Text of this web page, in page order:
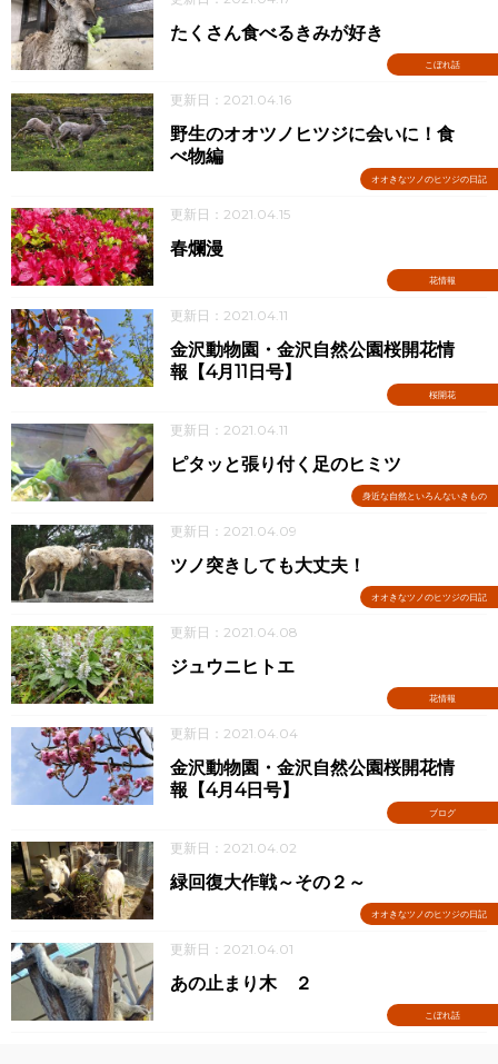
こぼれ話
たくさん食べるきみが好き
更新日：2021.04.16
オオきなツノのヒツジの日記
野生のオオツノヒツジに会いに！食
べ物編
更新日：2021.04.15
花情報
春爛漫
更新日：2021.04.11
桜開花
金沢動物園・金沢自然公園桜開花情
報【4月11日号】
更新日：2021.04.11
身近な自然といろんないきもの
ピタッと張り付く足のヒミツ
更新日：2021.04.09
オオきなツノのヒツジの日記
ツノ突きしても大丈夫！
更新日：2021.04.08
花情報
ジュウニヒトエ
更新日：2021.04.04
ブログ
金沢動物園・金沢自然公園桜開花情
報【4月4日号】
更新日：2021.04.02
オオきなツノのヒツジの日記
緑回復大作戦～その２～
更新日：2021.04.01
こぼれ話
あの止まり木 ２